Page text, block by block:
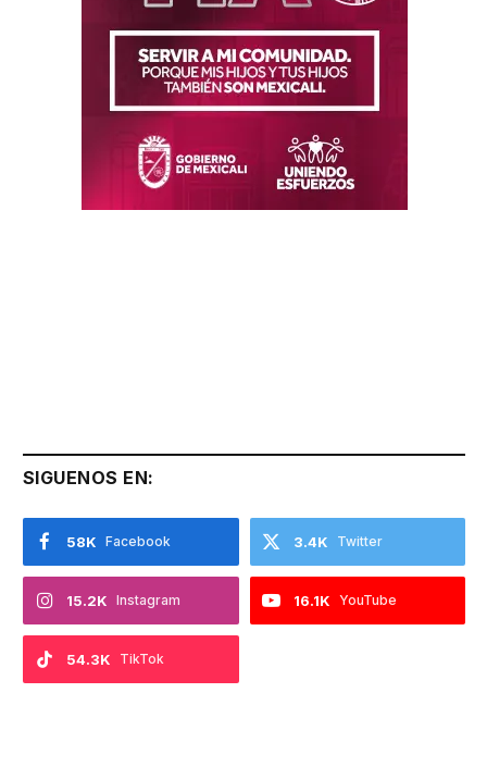
SIGUENOS EN:
Facebook
58K Twitter
3.4K
Instagram
15.2K YouTube
16.1K
TikTok
54.3K